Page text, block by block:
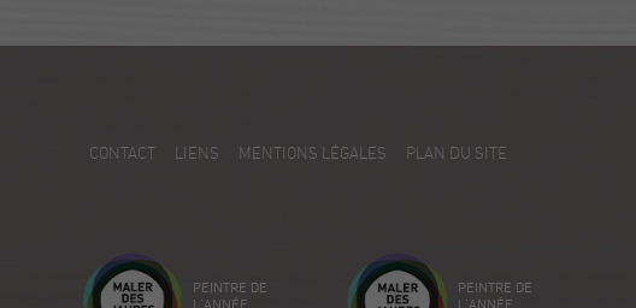
CONTACT LIENS MENTIONS LÉGALES PLAN DU SITE
PEINTRE DE
L'ANNÉE
PEINTRE DE
L'ANNÉE